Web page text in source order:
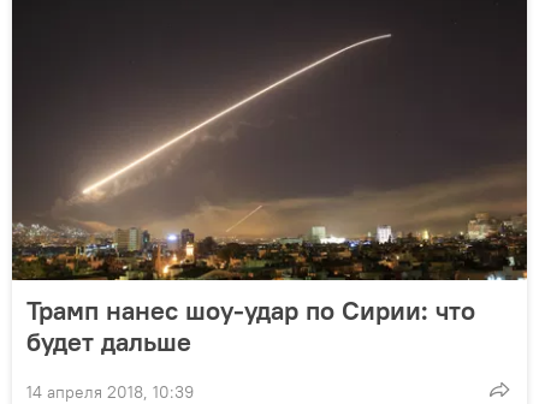
Трамп нанес шоу-удар по Сирии: что
будет дальше
14 апреля 2018, 10:39